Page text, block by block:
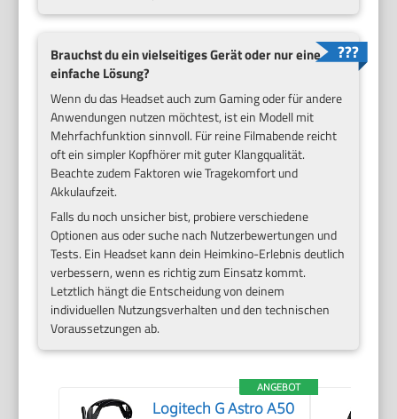
Brauchst du ein vielseitiges Gerät oder nur eine
einfache Lösung?
Wenn du das Headset auch zum Gaming oder für andere
Anwendungen nutzen möchtest, ist ein Modell mit
Mehrfachfunktion sinnvoll. Für reine Filmabende reicht
oft ein simpler Kopfhörer mit guter Klangqualität.
Beachte zudem Faktoren wie Tragekomfort und
Akkulaufzeit.
Falls du noch unsicher bist, probiere verschiedene
Optionen aus oder suche nach Nutzerbewertungen und
Tests. Ein Headset kann dein Heimkino-Erlebnis deutlich
verbessern, wenn es richtig zum Einsatz kommt.
Letztlich hängt die Entscheidung von deinem
individuellen Nutzungsverhalten und den technischen
Voraussetzungen ab.
ANGEBOT
Logitech G Astro A50